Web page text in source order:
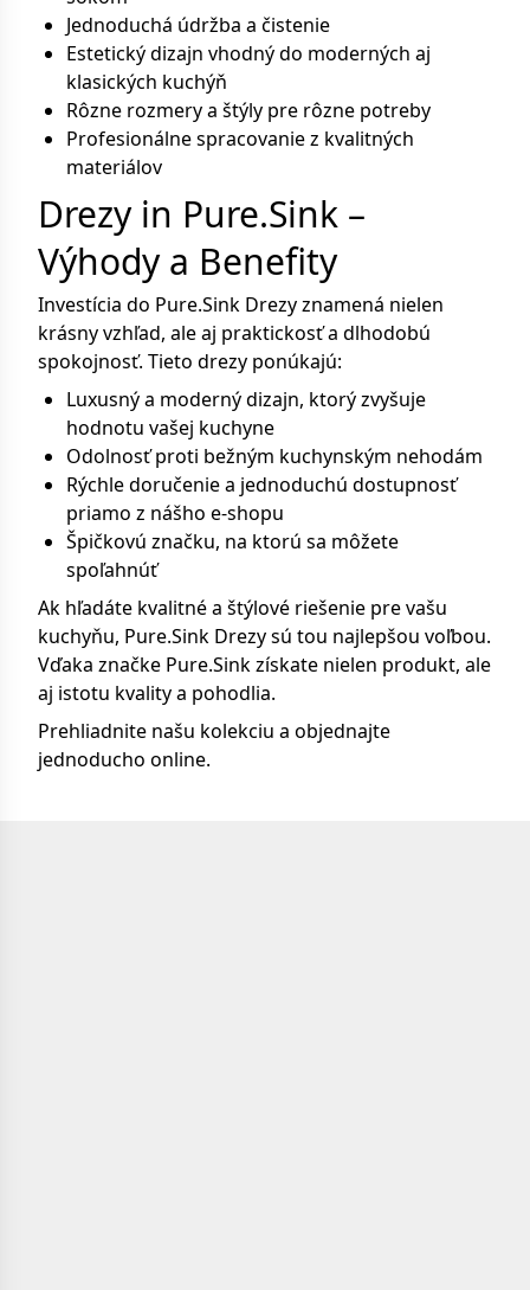
Jednoduchá údržba a čistenie
Estetický dizajn vhodný do moderných aj
klasických kuchýň
Rôzne rozmery a štýly pre rôzne potreby
Profesionálne spracovanie z kvalitných
materiálov
Drezy in Pure.Sink –
Výhody a Benefity
Investícia do Pure.Sink Drezy znamená nielen
krásny vzhľad, ale aj praktickosť a dlhodobú
spokojnosť. Tieto drezy ponúkajú:
Luxusný a moderný dizajn, ktorý zvyšuje
hodnotu vašej kuchyne
Odolnosť proti bežným kuchynským nehodám
Rýchle doručenie a jednoduchú dostupnosť
priamo z nášho e-shopu
Špičkovú značku, na ktorú sa môžete
spoľahnúť
Ak hľadáte kvalitné a štýlové riešenie pre vašu
kuchyňu, Pure.Sink Drezy sú tou najlepšou voľbou.
Vďaka značke Pure.Sink získate nielen produkt, ale
aj istotu kvality a pohodlia.
Prehliadnite našu kolekciu a objednajte
jednoducho online.